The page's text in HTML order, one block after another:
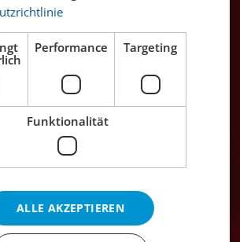
Performance Targeting
Funktionalität
ALLE AKZEPTIEREN